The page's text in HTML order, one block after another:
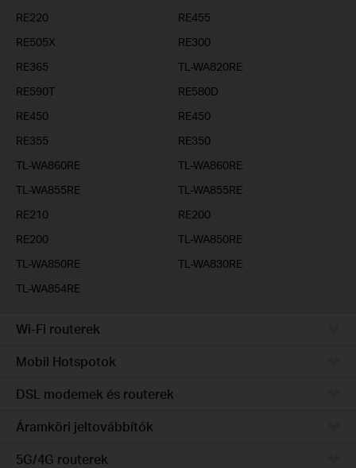
RE220
RE455
RE505X
RE300
RE365
TL-WA820RE
RE590T
RE580D
RE450
RE450
RE355
RE350
TL-WA860RE
TL-WA860RE
TL-WA855RE
TL-WA855RE
RE210
RE200
RE200
TL-WA850RE
TL-WA850RE
TL-WA830RE
TL-WA854RE
Wi-Fi routerek
Mobil Hotspotok
DSL modemek és routerek
Áramköri jeltovábbítók
5G/4G routerek